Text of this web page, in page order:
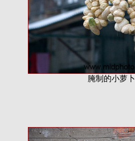
腌制的小萝卜